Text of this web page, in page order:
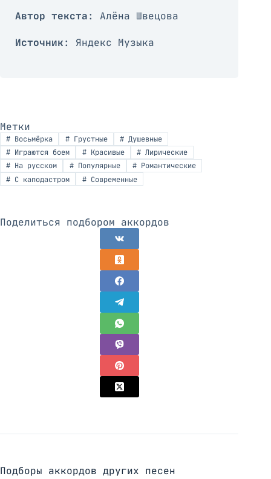
Автор текста : Алёна Швецова
Источник : Яндекс Музыка
Метки
# Восьмёрка #Грустные #Душевные
# Играются боем #Красивые #Лирические
# На русском #Популярные #Романтические
# С каподастром #Современные
Поделиться подбором аккордов
Подборы аккордов других песен